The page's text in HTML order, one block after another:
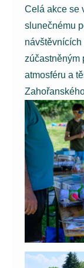
Celá akce se
slunečnému
zúčastněným
atmosféru a